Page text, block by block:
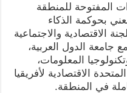
المفتوحة للمنطقة
بحوكمة الذكاء
الاقتصادية والاجتماعية
جامعة الدول العربية،
المعلومات،
الاقتصادية لأفريقيا
في المنطقة.